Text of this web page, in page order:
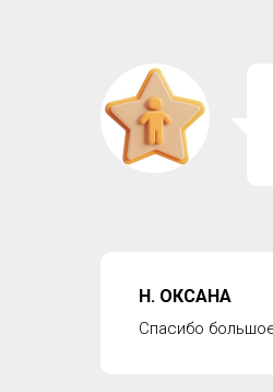
Н. ОКСАНА
Спасибо